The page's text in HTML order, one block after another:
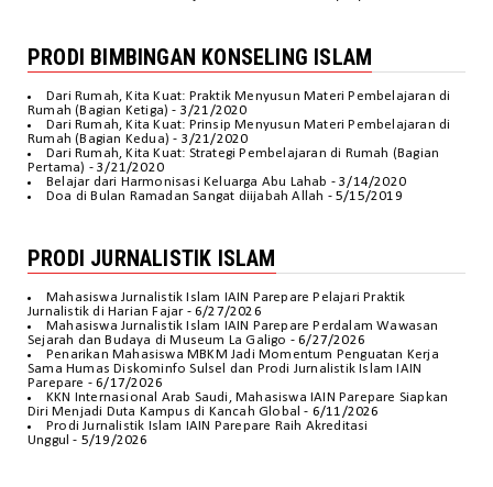
PRODI BIMBINGAN KONSELING ISLAM
Dari Rumah, Kita Kuat: Praktik Menyusun Materi Pembelajaran di
Rumah (Bagian Ketiga) - 3/21/2020
Dari Rumah, Kita Kuat: Prinsip Menyusun Materi Pembelajaran di
Rumah (Bagian Kedua) - 3/21/2020
Dari Rumah, Kita Kuat: Strategi Pembelajaran di Rumah (Bagian
Pertama) - 3/21/2020
Belajar dari Harmonisasi Keluarga Abu Lahab - 3/14/2020
Doa di Bulan Ramadan Sangat diijabah Allah - 5/15/2019
PRODI JURNALISTIK ISLAM
Mahasiswa Jurnalistik Islam IAIN Parepare Pelajari Praktik
Jurnalistik di Harian Fajar- 6/27/2026
Mahasiswa Jurnalistik Islam IAIN Parepare Perdalam Wawasan
Sejarah dan Budaya di Museum La Galigo - 6/27/2026
Penarikan Mahasiswa MBKM Jadi Momentum Penguatan Kerja
Sama Humas Diskominfo Sulsel dan Prodi Jurnalistik Islam IAIN
Parepare - 6/17/2026
KKN Internasional Arab Saudi, Mahasiswa IAIN Parepare Siapkan
Diri Menjadi Duta Kampus di Kancah Global - 6/11/2026
Prodi Jurnalistik Islam IAIN Parepare Raih Akreditasi
Unggul - 5/19/2026